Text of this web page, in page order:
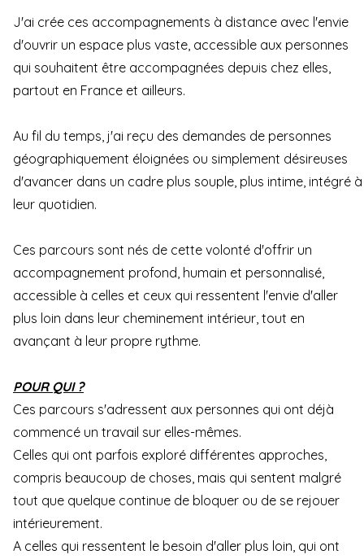
J'ai crée ces accompagnements à distance avec l'envie
d'ouvrir un espace plus vaste, accessible aux personnes
qui souhaitent être accompagnées depuis chez elles,
partout en France et ailleurs.
Au fil du temps, j'ai reçu des demandes de personnes
géographiquement éloignées ou simplement désireuses
d'avancer dans un cadre plus souple, plus intime, intégré à
leur quotidien.
Ces parcours sont nés de cette volonté d'offrir un
accompagnement profond, humain et personnalisé,
accessible à celles et ceux qui ressentent l'envie d'aller
plus loin dans leur cheminement intérieur, tout en
avançant à leur propre rythme.
POUR QUI ?
Ces parcours s'adressent aux personnes qui ont déjà
commencé un travail sur elles-mêmes.
Celles qui ont parfois exploré différentes approches,
compris beaucoup de choses, mais qui sentent malgré
tout que quelque continue de bloquer ou de se rejouer
intérieurement.
A celles qui ressentent le besoin d'aller plus loin, qui ont